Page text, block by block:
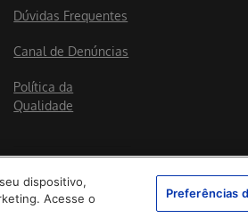
Faça sua
Dúvidas Frequentes
Canal de Denúncias
Política da
Qualidade
RJ. Todos os direitos reservados.
dispositivo,
Acesse o
Preferências